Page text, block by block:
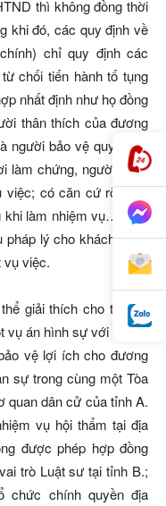
thì không đồng thời
khi đó, các quy định về
chỉ quy định các
chối tiến hành tố tụng
nhất định như họ đồng
thân thích của đương
người bảo vệ quyền và
làm chứng, người giám
việc; có căn cứ rõ ràng
khi làm nhiệm vụ… Luật
lý cho khách hàng
vụ việc.
giải thích cho trường
vụ án hình sự với vai trò
vệ lợi ích cho đương
sự trong cùng một Tòa
quan dân cử của tỉnh A.
vụ hội thẩm tại địa
được phép hợp đồng
trò Luật sư tại tỉnh B.;
chức chính quyền địa